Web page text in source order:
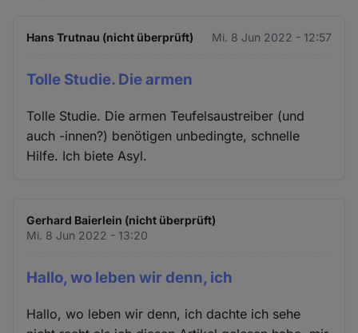
Hans Trutnau (nicht überprüft) Mi. 8 Jun 2022 - 12:57
Tolle Studie. Die armen
Tolle Studie. Die armen Teufelsaustreiber (und
auch -innen?) benötigen unbedingte, schnelle
Hilfe. Ich biete Asyl.
Gerhard Baierlein (nicht überprüft)
Mi. 8 Jun 2022 - 13:20
Hallo, wo leben wir denn, ich
Hallo, wo leben wir denn, ich dachte ich sehe